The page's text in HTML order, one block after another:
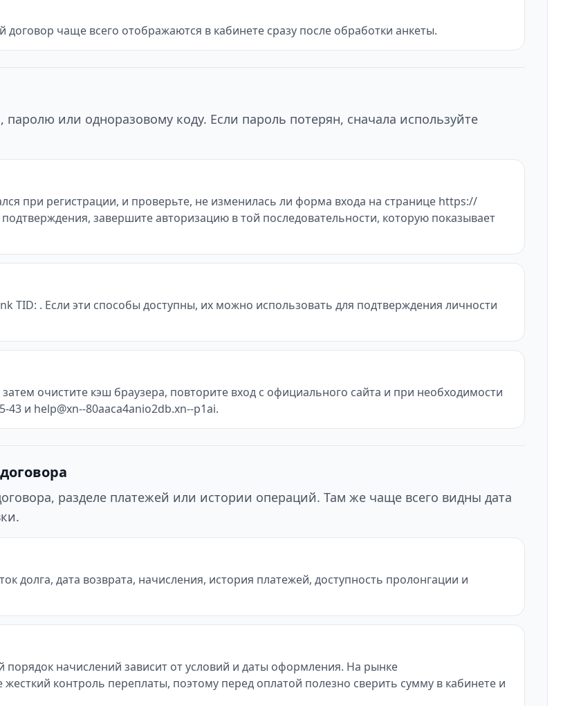
чаще всего отображаются в кабинете сразу после обработки анкеты.
или одноразовому коду. Если пароль потерян, сначала используйте
при регистрации, и проверьте, не изменилась ли форма входа на странице https://
завершите авторизацию в той последовательности, которую показывает
TID: . Если эти способы доступны, их можно использовать для подтверждения личности
очистите кэш браузера, повторите вход с официального сайта и при необходимости
43 и help@xn--80aaca4anio2db.xn--p1ai.
разделе платежей или истории операций. Там же чаще всего видны дата
долга, дата возврата, начисления, история платежей, доступность пролонгации и
порядок начислений зависит от условий и даты оформления. На рынке
контроль переплаты, поэтому перед оплатой полезно сверить сумму в кабинете и